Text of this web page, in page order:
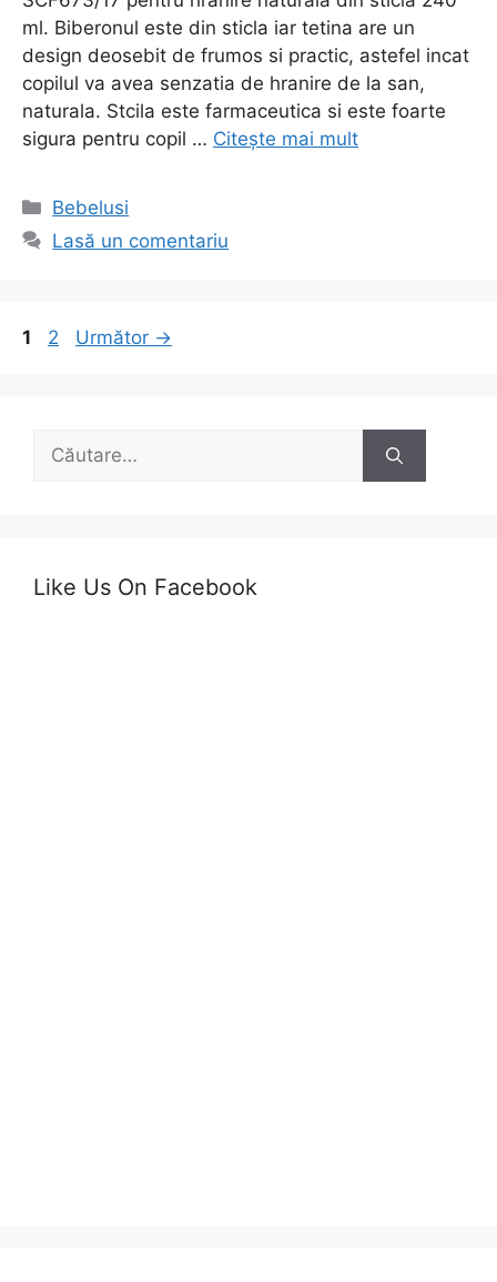
ml. Biberonul este din sticla iar tetina are un
design deosebit de frumos si practic, astefel incat
copilul va avea senzatia de hranire de la san,
naturala. Stcila este farmaceutica si este foarte
sigura pentru copil … Citește mai mult
Categorii
Bebelusi
Lasă un comentariu
Navigare
Pagina
1 Pagina
2 Următor →
Caută
Like Us On Facebook